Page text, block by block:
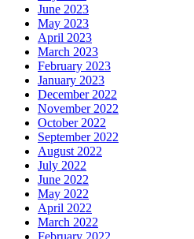
June 2023
May 2023
April 2023
March 2023
February 2023
January 2023
December 2022
November 2022
October 2022
September 2022
August 2022
July 2022
June 2022
May 2022
April 2022
March 2022
February 2022